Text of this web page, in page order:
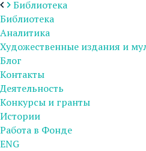
Библиотека
Библиотека
Аналитика
Художественные издания и
Блог
Контакты
Деятельность
Конкурсы и гранты
Истории
Работа в Фонде
ENG